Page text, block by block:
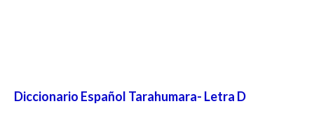
Diccionario Español Tarahumara- Letra D